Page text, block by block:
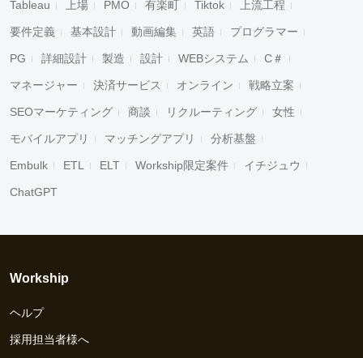
Tableau 上場 PMO 有楽町 Tiktok 上流工程
要件定義 基本設計 動画編集 英語 プログラマー
PG 詳細設計 製造 設計 WEBシステム C＃
マネージャー 決済サービス オンライン 戦略立案
SEOマーケティング 商談 リクルーティング 女性
モバイルアプリ マッチングアプリ 分析基盤
Embulk ETL ELT Workship限定案件 イチジュウ
ChatGPT
Workship
ヘルプ
採用担当者様へ